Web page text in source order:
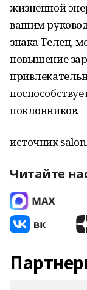
жизненной
вашим
знака Телец,
повышение
поклонников.
источник
Читайте